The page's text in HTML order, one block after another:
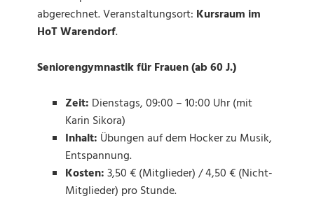
abgerechnet. Veranstaltungsort: Kursraum im
HoT Warendorf.
Seniorengymnastik für Frauen (ab 60 J.)
Zeit: Dienstags, 09:00 – 10:00 Uhr (mit
Karin Sikora)
Inhalt: Übungen auf dem Hocker zu Musik,
Entspannung.
Kosten:3,50 € (Mitglieder) / 4,50 € (Nicht-
Mitglieder) pro Stunde.